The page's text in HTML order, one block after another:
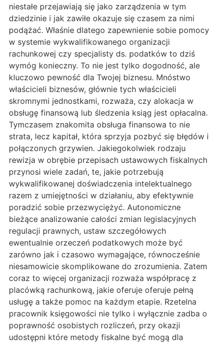
niestałe przejawiają się jako zarządzenia w tym
dziedzinie i jak zawiłe okazuje się czasem za nimi
podążać. Właśnie dlatego zapewnienie sobie pomocy
w systemie wykwalifikowanego organizacji
rachunkowej czy specjalisty ds. podatków to dziś
wymóg konieczny. To nie jest tylko dogodność, ale
kluczowo pewność dla Twojej biznesu. Mnóstwo
właścicieli biznesów, głównie tych właścicieli
skromnymi jednostkami, rozważa, czy alokacja w
obsługę finansową lub śledzenia ksiąg jest opłacalna.
Tymczasem znakomita obsługa finansowa to nie
strata, lecz kapitał, która sprzyja pozbyć się błędów i
połączonych grzywien. Jakiegokolwiek rodzaju
rewizja w obrębie przepisach ustawowych fiskalnych
przynosi wiele zadań, te, jakie potrzebują
wykwalifikowanej doświadczenia intelektualnego
razem z umiejętności w działaniu, aby efektywnie
poradzić sobie przezwyciężyć. Autonomiczne
bieżące analizowanie całości zmian legislacyjnych
regulacji prawnych, ustaw szczegółowych
ewentualnie orzeczeń podatkowych może być
zarówno jak i czasowo wymagające, równocześnie
niesamowicie skomplikowane do zrozumienia. Zatem
coraz to więcej organizacji rozważa współpracę z
placówką rachunkową, jakie oferuje oferuje pełną
usługę a także pomoc na każdym etapie. Rzetelna
pracownik księgowości nie tylko i wyłącznie zadba o
poprawność osobistych rozliczeń, przy okazji
udostępni które metody fiskalne być mogą dla